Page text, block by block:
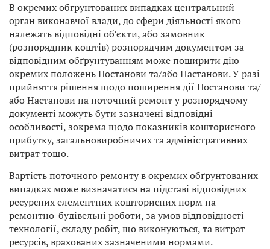
В окремих обгрунтованих випадках центральний
орган виконавчої влади, до сфери діяльності якого
належать відповідні об’єкти, або замовник
(розпорядник коштів) розпорядчим документом за
відповідним обґрунтуванням може поширити дію
окремих положень Постанови та/або Настанови. У разі
прийняття рішення щодо поширення дії Постанови та/
або Настанови на поточний ремонт у розпорядчому
документі можуть бути зазначені відповідні
особливості, зокрема щодо показників кошторисного
прибутку, загальновиробничих та адміністративних
витрат тощо.
Вартість поточного ремонту в окремих обґрунтованих
випадках може визначатися на підставі відповідних
ресурсних елементних кошторисних норм на
ремонтно-будівельні роботи, за умов відповідності
технології, складу робіт, що виконуються, та витрат
ресурсів, врахованих зазначеними нормами.